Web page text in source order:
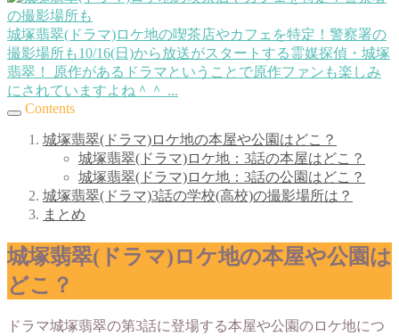
城塚翡翠(ドラマ)ロケ地の喫茶店やカフェを特定！警察署の
撮影場所も10/16(日)から放送がスタートする霊媒探偵・城塚
翡翠！ 原作があるドラマということで原作ファンも楽しみ
にされていますよね＾＾ ...
Contents
城塚翡翠(ドラマ)ロケ地の本屋や公園はどこ？
城塚翡翠(ドラマ)ロケ地：3話の本屋はどこ？
城塚翡翠(ドラマ)ロケ地：3話の公園はどこ？
城塚翡翠(ドラマ)3話の学校(高校)の撮影場所は？
まとめ
城塚翡翠(ドラマ)ロケ地の本屋や公園は
どこ？
ドラマ城塚翡翠の第3話に登場する本屋や公園のロケ地につ